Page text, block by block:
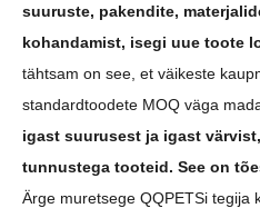
suuruste, pakendite,
kohandamist, isegi uue toote
tähtsam on see, et väikeste
standardtoodete MOQ väga
igast suurusest ja igast
tunnustega tooteid. See on
Ärge muretsege QQPETSi tegija